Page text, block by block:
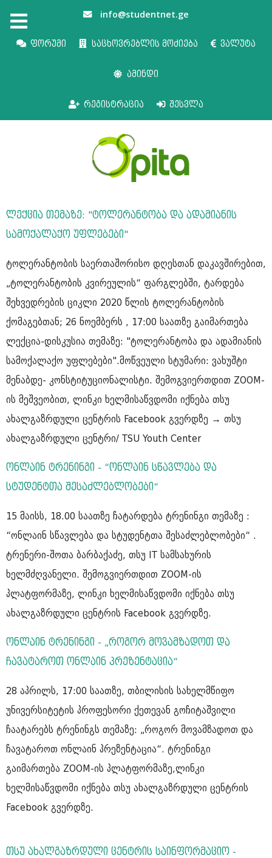
info@studentnet.ge
ფორუმი საცხოვრებლის მოძიება ვალუტა
ამინდი
რეგისტრაცია შესვლა
ლექცია თემაზე: "ტოლერანტობა და ადამიანის
სამოქალაქო უფლებები"
ტოლერანტობის საერთაშორისო დღესთან დაკავშირებით,
„ტოლერანტობის კვირეულის“ ფარგლებში, ტარდება
შეხვედრების ციკლი 2020 წლის ტოლერანტობის
ქომაგებთან; 26 ნოემბერს , 17:00 საათზე გაიმართება
ლექცია-დისკუსია თემაზე: "ტოლერანტობა და ადამიანის
სამოქალაქო უფლებები".მოწვეული სტუმარი: ვახუშტი
მენაბდე- კონსტიტუციონალისტი. შემოგვიერთდით ZOOM-
ის მეშვეობით, ლინკი ხელმისაწვდომი იქნება თსუ
ახალგაზრდული ცენტრის Facebook გვერდზე → თსუ
ახალგაზრდული ცენტრი/ TSU Youth Center
ონლაინ ტრენინგი - “ონლაინ სწავლება და
სტუდენტთა შესაძლებლობები“
15 მაისს, 18.00 საათზე ჩატარდება ტრენინგი თემაზე :
“ონლაინ სწავლება და სტუდენტთა შესაძლებლობები“ .
ტრენერი-შოთა ბარბაქაძე, თსუ IT სამსახურის
ხელმძღვანელი. შემოგვიერთდით ZOOM-ის
პლატფორმაზე, ლინკი ხელმისაწვდომი იქნება თსუ
ახალგაზრდული ცენტრის Facebook გვერდზე.
ონლაინ ტრენინგი - „როგორ მოვამზადოთ და
ჩავატაროთ ონლაინ პრეზენტაცია“
28 აპრილს, 17:00 საათზე, თბილისის სახელმწიფო
უნივერსიტეტის პროფესორი ქეთევან გოჩიტაშვილი
ჩაატარებს ტრენინგს თემაზე: „როგორ მოვამზადოთ და
ჩავატაროთ ონლაინ პრეზენტაცია“. ტრენინგი
გაიმართება ZOOM-ის პლატფორმაზე,ლინკი
ხელმისაწვდომი იქნება თსუ ახალგაზრდული ცენტრის
Facebook გვერდზე.
თსუ ახალგაზრდული ცენტრის საინფორმაციო -